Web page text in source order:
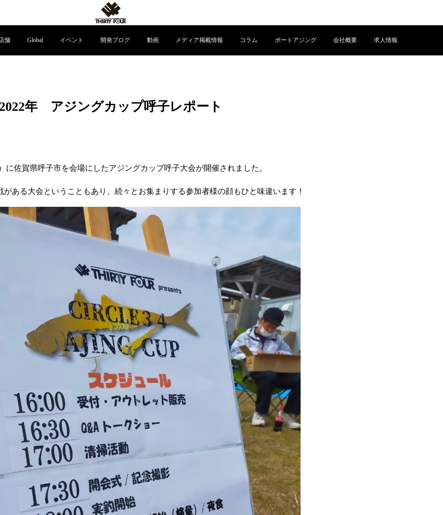
舗 Global イベント 開発ブログ 動画 メディア掲載情報 コラム ボートアジング 会社概要 求人情報
年 アジングカップ呼子レポート
に佐賀県呼子市を会場にしたアジングカップ呼子大会が開催されました。
ある大会ということもあり、続々とお集まりする参加者様の顔もひと味違います！